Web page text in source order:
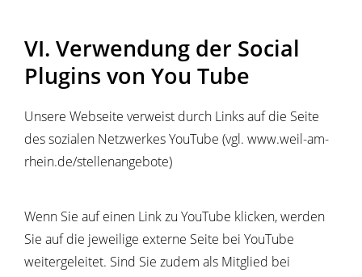
VI. Verwendung der Social
Plugins von You Tube
Unsere Webseite verweist durch Links auf die Seite
des sozialen Netzwerkes YouTube (vgl. www.weil-am-
rhein.de/stellenangebote)
Wenn Sie auf einen Link zu YouTube klicken, werden
Sie auf die jeweilige externe Seite bei YouTube
weitergeleitet. Sind Sie zudem als Mitglied bei